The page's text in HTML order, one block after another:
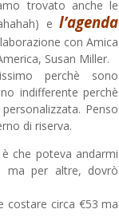
trovato anche le
el’agenda
con Amica
Susan Miller.
perchè sono
indifferente perchè
Penso
di riserva.
che poteva andarmi
ma per altre, dovrò
costare circa €53 ma